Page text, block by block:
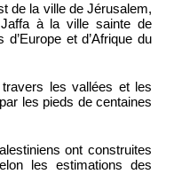
de la ville de Jérusalem,
à la ville sainte de
et d’Afrique du
travers les vallées et les
les pieds de centaines
ont construites
les estimations des